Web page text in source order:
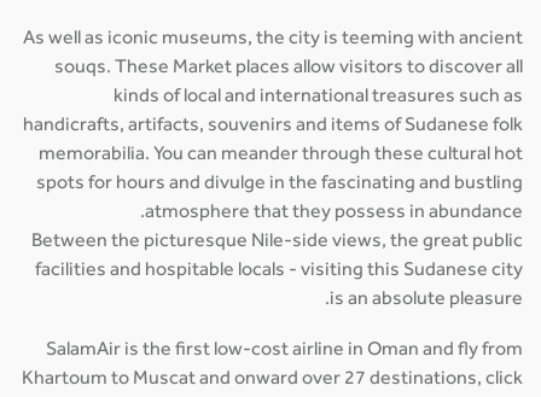
As well as iconic museums, the city is teeming with ancient
souqs. These Market places allow visitors to discover all
kinds of local and international treasures such as
handicrafts, artifacts, souvenirs and items of Sudanese folk
memorabilia. You can meander through these cultural hot
spots for hours and divulge in the fascinating and bustling
atmosphere that they possess in abundance.
Between the picturesque Nile-side views, the great public
facilities and hospitable locals - visiting this Sudanese city
is an absolute pleasure.
SalamAir is the first low-cost airline in Oman and fly from
Khartoum to Muscat and onward over 27 destinations, click